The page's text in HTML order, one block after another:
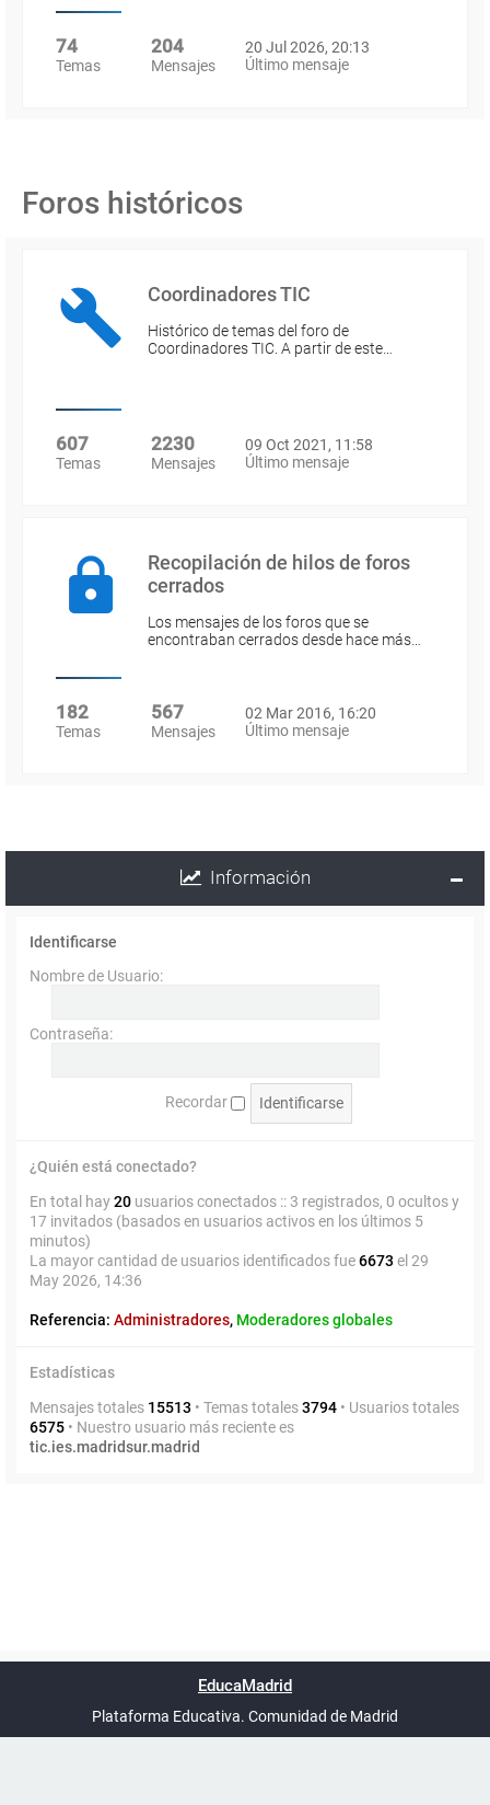
74
Temas
204
Mensajes
20 Jul 2026, 20:13
Último mensaje
Foros históricos
Coordinadores TIC
Histórico de temas del foro de
Coordinadores TIC. A partir de este…
607
Temas
2230
Mensajes
09 Oct 2021, 11:58
Último mensaje
Recopilación de hilos de foros
cerrados
Los mensajes de los foros que se
encontraban cerrados desde hace más…
182
Temas
567
Mensajes
02 Mar 2016, 16:20
Último mensaje
Información
Identificarse
Nombre de Usuario:
Contraseña:
Recordar
¿Quién está conectado?
En total hay20 usuarios conectados :: 3 registrados, 0 ocultos y
17 invitados (basados en usuarios activos en los últimos 5
minutos)
La mayor cantidad de usuarios identificados fue6673 el 29
May 2026, 14:36
Referencia: Administradores, Moderadores globales
Estadísticas
Mensajes totales 15513 • Temas totales3794 • Usuarios totales
6575 • Nuestro usuario más reciente es
tic.ies.madridsur.madrid
UTC+02:00
phpBB España
EducaMadrid
Plataforma Educativa. Comunidad de Madrid